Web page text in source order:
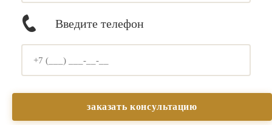
Введите телефон